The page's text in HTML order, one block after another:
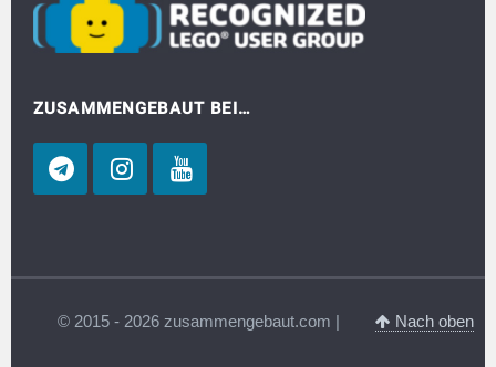
ZUSAMMENGEBAUT BEI…
© 2015 - 2026 zusammengebaut.com | Nach oben